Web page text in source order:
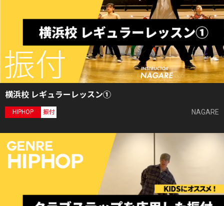
横浜校 レギュラーレッスン①
HIPHOP 振付 NAGARE